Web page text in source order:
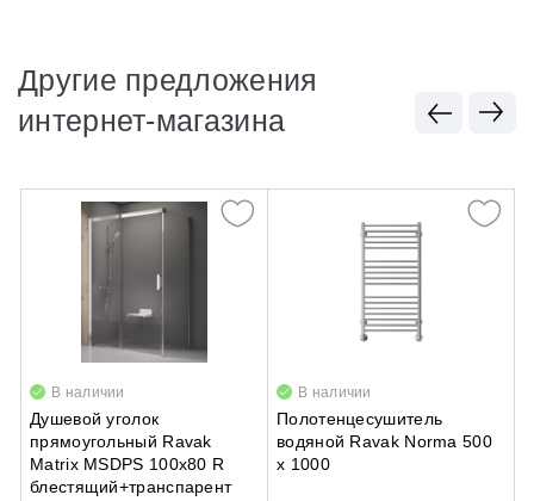
Другие предложения
интернет-магазина
В наличии
Душевой уголок
прямоугольный Ravak
Matrix MSDPS 100х80 R
блестящий+транспарент
В наличии
Полотенцесушитель
водяной Ravak Norma 500
x 1000